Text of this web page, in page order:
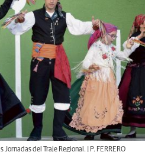
del Traje Regional. | P. FERRERO